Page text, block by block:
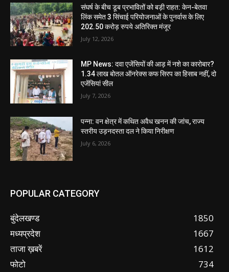
संघर्ष के बीच डूब प्रभावितों को बड़ी राहत: केन-बेतवा
लिंक समेत 3 सिंचाई परियोजनाओं के पुनर्वास के लिए
202.50 करोड़ रुपये अतिरिक्त मंजूर
July 12, 2026
MP News: दवा एजेंसियों की आड़ में नशे का कारोबार?
1.34 लाख बोतल ऑनरेक्स कफ सिरप का हिसाब नहीं, दो
एजेंसियां सील
July 7, 2026
पन्ना: वन क्षेत्र में कथित अवैध खनन की जांच, राज्य
स्तरीय उड़नदस्ता दल ने किया निरीक्षण
July 6, 2026
POPULAR CATEGORY
बुंदेलखण्ड
1850
मध्यप्रदेश
1667
ताजा ख़बरें
1612
फोटो
734